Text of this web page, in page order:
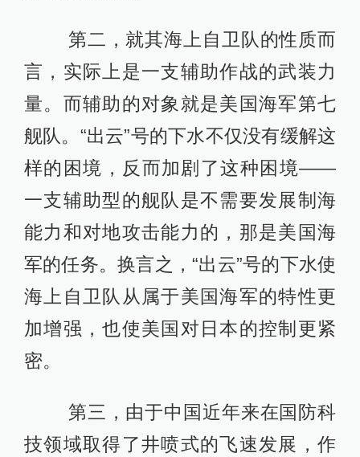
第二，就其海上自卫队的性质而
言，实际上是一支辅助作战的武装力
量。而辅助的对象就是美国海军第七
舰队。“出云”号的下水不仅没有缓解这
样的困境，反而加剧了这种困境——
一支辅助型的舰队是不需要发展制海
能力和对地攻击能力的，那是美国海
军的任务。换言之，“出云”号的下水使
海上自卫队从属于美国海军的特性更
加增强，也使美国对日本的控制更紧
密。
第三，由于中国近年来在国防科
技领域取得了井喷式的飞速发展，作